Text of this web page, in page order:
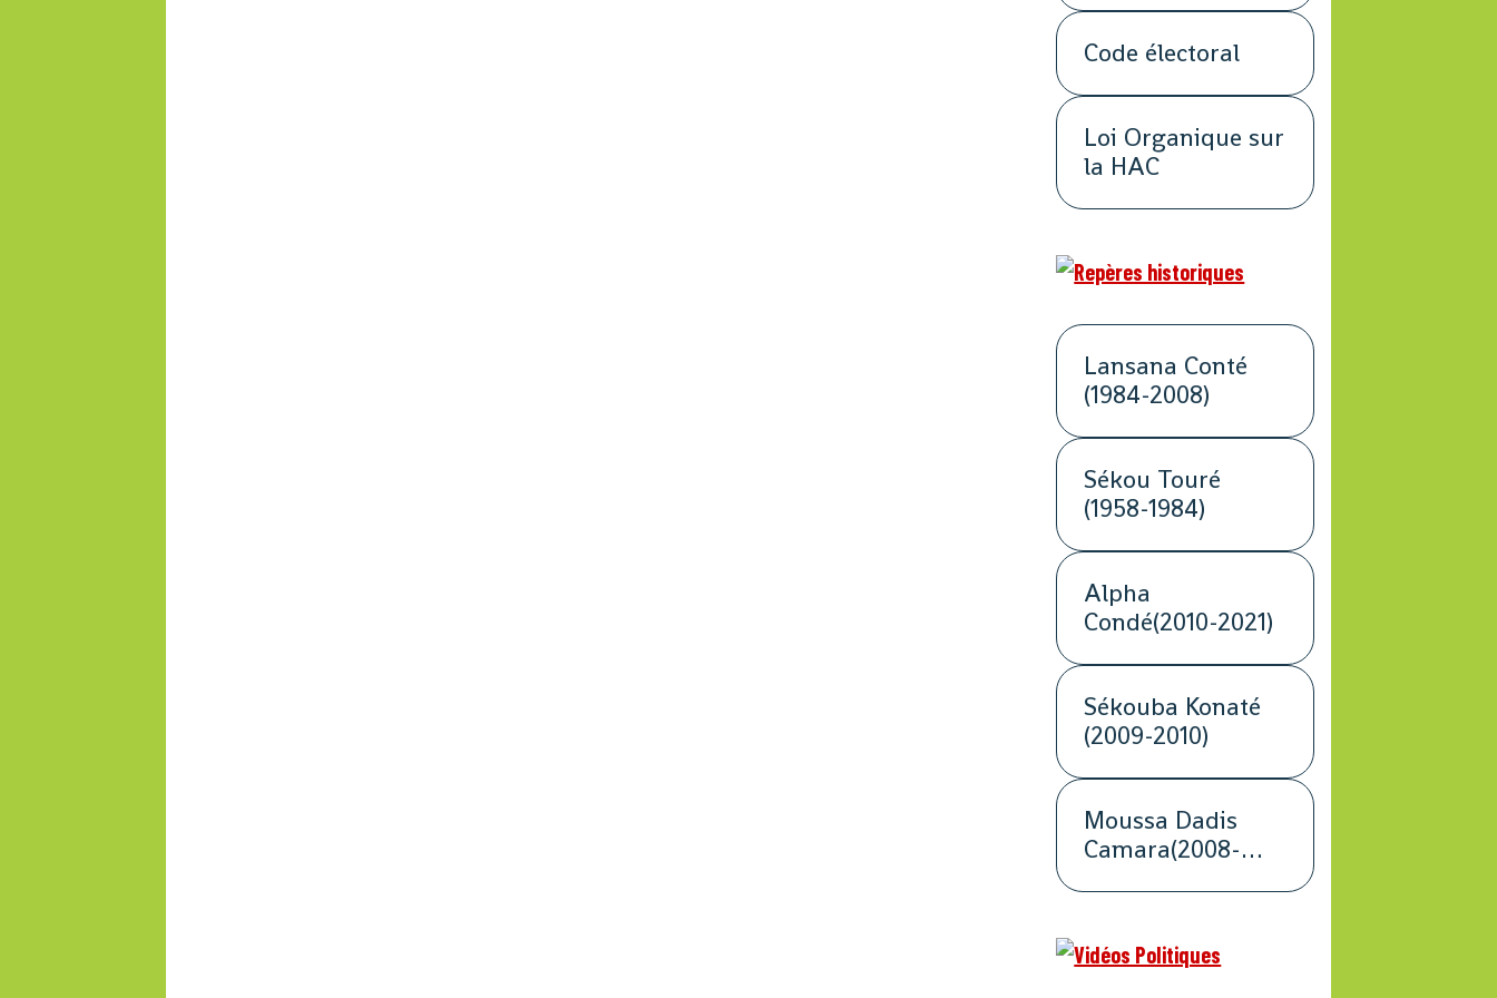
Code électoral
Loi Organique sur
la HAC
Lansana Conté
(1984-2008)
Sékou Touré
(1958-1984)
Alpha
Condé(2010-2021)
Sékouba Konaté
(2009-2010)
Moussa Dadis
Camara(2008-